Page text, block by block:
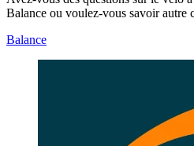
Balance ou voulez-vous savoir autre
Balance